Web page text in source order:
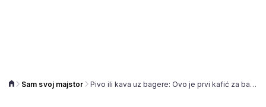
Sam svoj majstor Pivo ili kava uz bagere: Ovo je prvi kafić za bauštelce kojima nikada nije dosta posla